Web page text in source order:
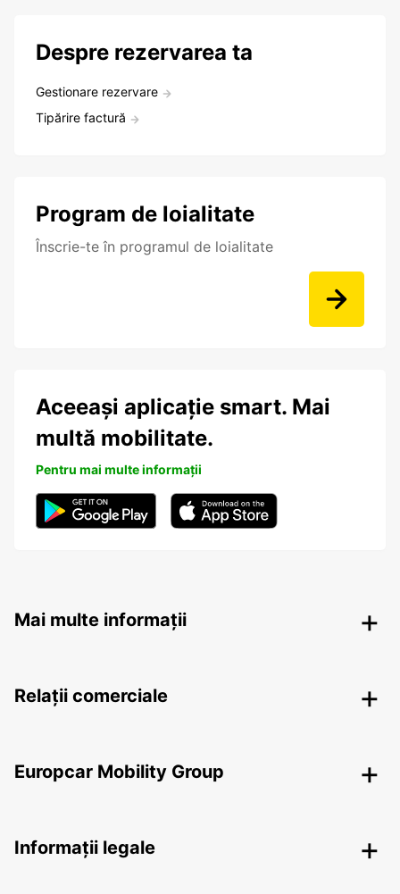
Despre rezervarea ta
Gestionare rezervare
Tipărire factură
Program de loialitate
Înscrie-te în programul de loialitate
Aceeași aplicație smart. Mai
multă mobilitate.
Pentru mai multe informații
Mai multe informații
Relații comerciale
Europcar Mobility Group
Informații legale